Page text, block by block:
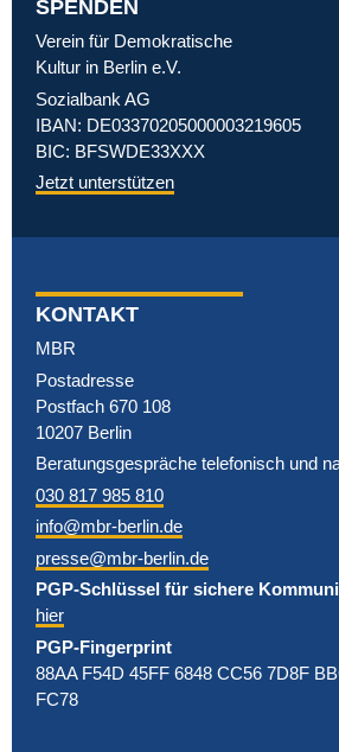
SPENDEN
Verein für Demokratische
Kultur in Berlin e.V.
Sozialbank AG
IBAN: DE03370205000003219605
BIC: BFSWDE33XXX
Jetzt unterstützen
KONTAKT
MBR
Postadresse
Postfach 670 108
10207 Berlin
Beratungsgespräche telefonisch und
030 817 985 810
info@mbr-berlin.de
presse@mbr-berlin.de
PGP-Schlüssel für sichere
hier
PGP-Fingerprint
88AA F54D 45FF 6848 CC56 7D8F
FC78